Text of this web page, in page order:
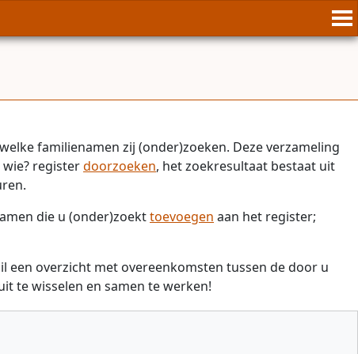
familienamen zij (onder)zoeken. Deze verzameling
registerdoorzoeken, het zoekresultaat bestaat uit
die u (onder)zoekttoevoegen aan het register;
overzicht met overeenkomsten tussen de door u
te wisselen en samen te werken!